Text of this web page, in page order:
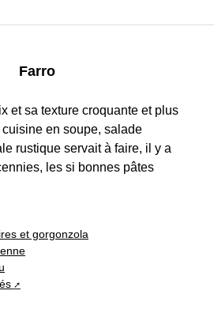
Farro
et sa texture croquante et plus
en soupe, salade
rustique servait à faire, il y a
les si bonnes pâtes
et gorgonzola